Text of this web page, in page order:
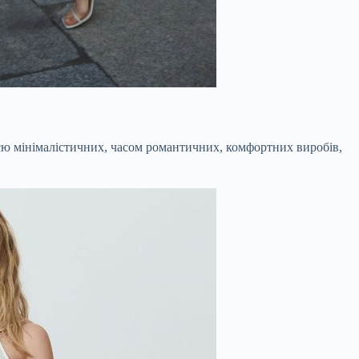
мінімалістичних, часом романтичних, комфортних виробів,